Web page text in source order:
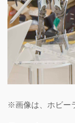
※画像は、ホビー